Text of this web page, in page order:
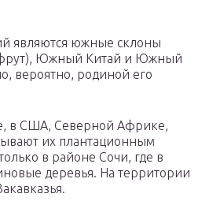
являются южные склоны
Южный Китай и Южный
вероятно, родиной его
в США, Северной Африке,
их плантационным
в районе Сочи, где в
деревья. На территории